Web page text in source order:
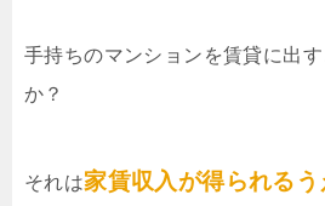
手持ちのマンションを賃貸に出
か？
それは家賃収入が得られる